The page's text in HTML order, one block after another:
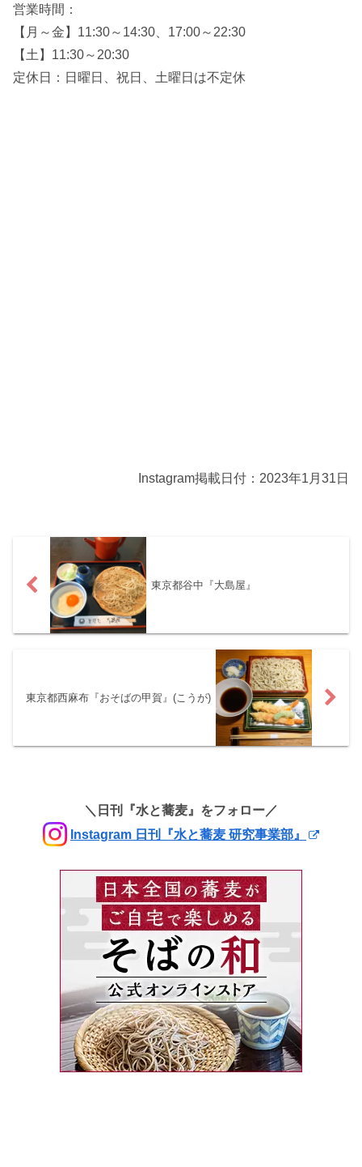
営業時間：
【月～金】11:30～14:30、17:00～22:30
【土】11:30～20:30
定休日：日曜日、祝日、土曜日は不定休
Instagram掲載日付：2023年1月31日
東京都谷中『大島屋』
東京都西麻布『おそばの甲賀』(こうが)
＼日刊『水と蕎麦』をフォロー／
Instagram 日刊『水と蕎麦 研究事業部』